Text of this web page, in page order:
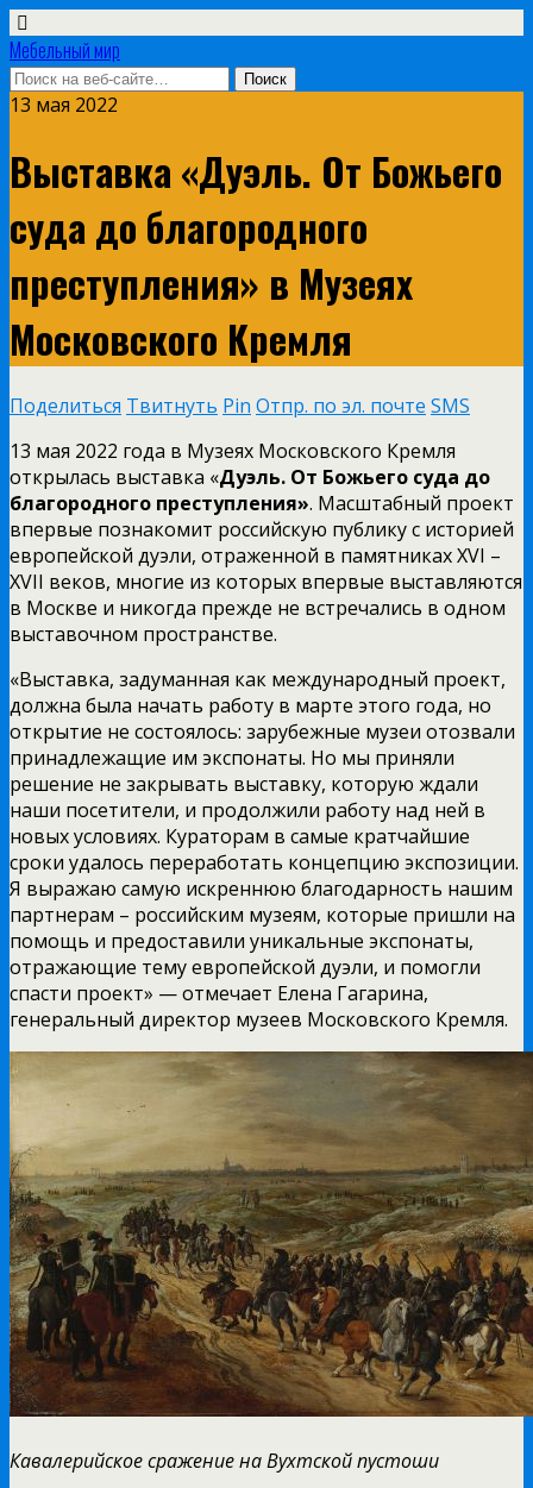
Мебельный мир
13 мая 2022
Выставка «Дуэль. От Божьего
суда до благородного
преступления» в Музеях
Московского Кремля
Поделиться Твитнуть Pin Отпр. по эл. почте SMS
13 мая 2022 года в Музеях Московского Кремля
открылась выставка «Дуэль. От Божьего суда до
благородного преступления». Масштабный проект
впервые познакомит российскую публику с историей
европейской дуэли, отраженной в памятниках XVI –
XVII веков, многие из которых впервые выставляются
в Москве и никогда прежде не встречались в одном
выставочном пространстве.
«Выставка, задуманная как международный проект,
должна была начать работу в марте этого года, но
открытие не состоялось: зарубежные музеи отозвали
принадлежащие им экспонаты. Но мы приняли
решение не закрывать выставку, которую ждали
наши посетители, и продолжили работу над ней в
новых условиях. Кураторам в самые кратчайшие
сроки удалось переработать концепцию экспозиции.
Я выражаю самую искреннюю благодарность нашим
партнерам – российским музеям, которые пришли на
помощь и предоставили уникальные экспонаты,
отражающие тему европейской дуэли, и помогли
спасти проект» — отмечает Елена Гагарина,
генеральный директор музеев Московского Кремля.
Кавалерийское сражение на Вухтской пустоши